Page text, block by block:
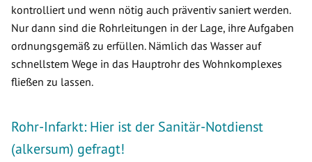
kontrolliert und wenn nötig auch präventiv saniert werden.
Nur dann sind die Rohrleitungen in der Lage, ihre Aufgaben
ordnungsgemäß zu erfüllen. Nämlich das Wasser auf
schnellstem Wege in das Hauptrohr des Wohnkomplexes
fließen zu lassen.
Rohr-Infarkt: Hier ist der Sanitär-Notdienst
(alkersum) gefragt!